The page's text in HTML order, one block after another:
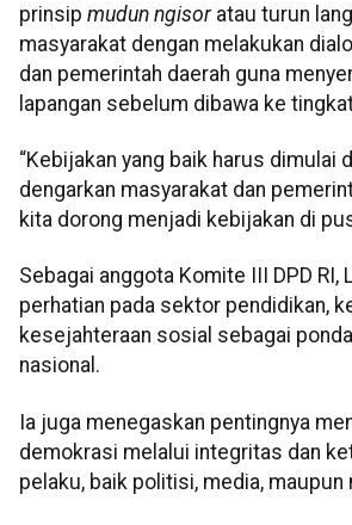
prinsip mudun ngisoratau turun
masyarakat dengan melakukan
dan pemerintah daerah guna
lapangan sebelum dibawa ke
“Kebijakan yang baik harus dimulai
dengarkan masyarakat dan
kita dorong menjadi kebijakan di
Sebagai anggota Komite III DPD RI,
perhatian pada sektor pendidikan,
kesejahteraan sosial sebagai
nasional.
Ia juga menegaskan pentingnya
demokrasi melalui integritas dan
pelaku, baik politisi, media, maupun